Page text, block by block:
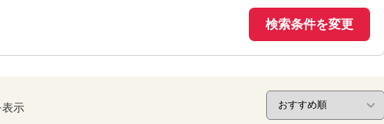
検索条件を変更
示